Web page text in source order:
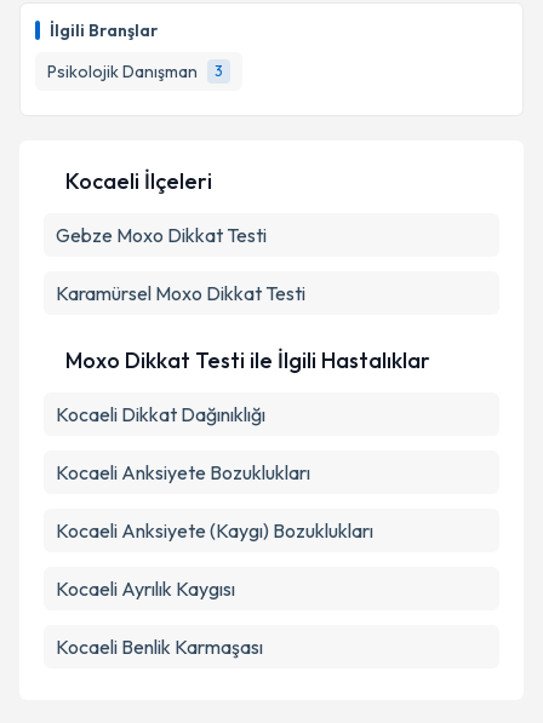
İlgili Branşlar
Psikolojik Danışman
3
Kocaeli İlçeleri
Gebze Moxo Dikkat Testi
Karamürsel Moxo Dikkat Testi
Moxo Dikkat Testi ile İlgili Hastalıklar
Kocaeli Dikkat Dağınıklığı
Kocaeli Anksiyete Bozuklukları
Kocaeli Anksiyete (Kaygı) Bozuklukları
Kocaeli Ayrılık Kaygısı
Kocaeli Benlik Karmaşası